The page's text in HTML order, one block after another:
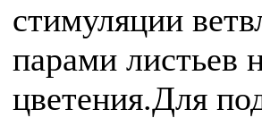
стимуляции
парами листьев
цветения.Для